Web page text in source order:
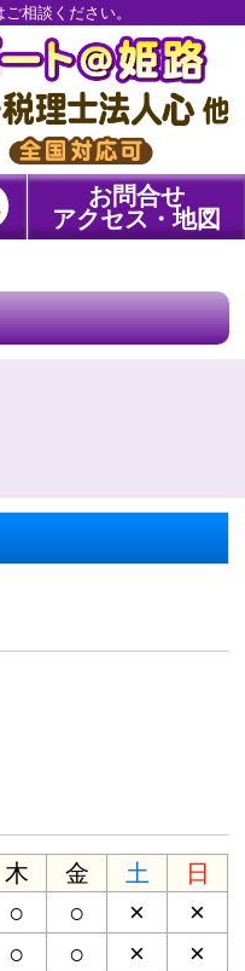
相談ください。
お問合せ
アクセス・地図
木 金 土
日
○ ○ × ×
○ ○ × ×